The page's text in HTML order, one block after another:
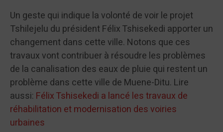
Un geste qui indique la volonté de voir le projet
Tshilejelu du président Félix Tshisekedi apporter un
changement dans cette ville. Notons que ces
travaux vont contribuer à résoudre les problèmes
de la canalisation des eaux de pluie qui restent un
problème dans cette ville de Muene-Ditu. Lire
aussi: Félix Tshisekedi a lancé les travaux de
réhabilitation et modernisation des voiries
urbaines